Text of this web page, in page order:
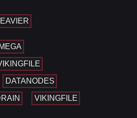
MEGA
DATANODES
VIKINGFILE